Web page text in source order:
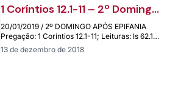
1 Coríntios 12.1-11 – 2º Domingo
Após Epifania – 20/01/2019
20/01/2019 / 2º DOMINGO APÓS EPIFANIA
Pregação: 1 Coríntios 12.1-11; Leituras: Is 62.1-
5; Sl 36.5-10; Jo 2.1-11 Autor – Pastor…
13 de dezembro de 2018